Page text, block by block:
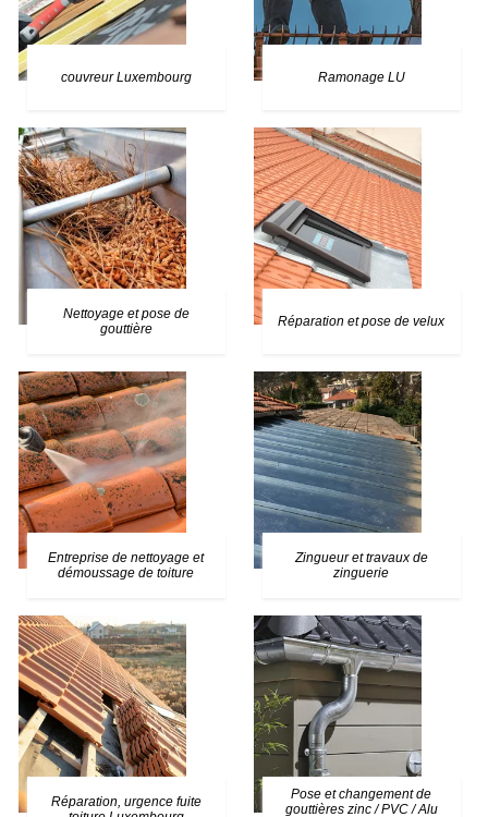
couvreur Luxembourg Ramonage LU
Nettoyage et pose de
gouttière
Réparation et pose de velux
Entreprise de nettoyage et
démoussage de toiture
Zingueur et travaux de
zinguerie
Réparation, urgence fuite
Pose et changement de
gouttières zinc / PVC / Alu